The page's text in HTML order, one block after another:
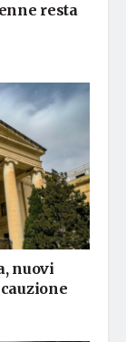
resta
nuovi